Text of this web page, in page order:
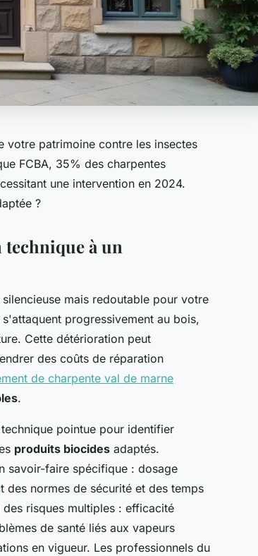
votre patrimoine contre les insectes
FCBA, 35% des charpentes
une intervention en 2024.
?
à un
mais redoutable pour votre
progressivement au bois,
Cette détérioration peut
des coûts de réparation
de charpente val de marne
.
pointue pour identifier
produits biocides adaptés.
savoir-faire spécifique : dosage
normes de sécurité et des temps
risques multiples : efficacité
de santé liés aux vapeurs
en vigueur. Les professionnels du